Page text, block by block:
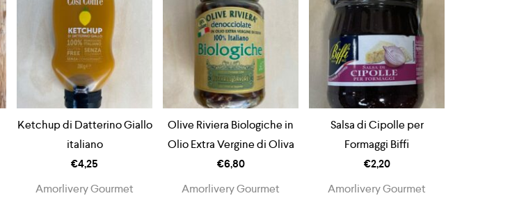
Ketchup di Datterino Giallo
italiano
€4,25
Amorlivery Gourmet
Olive Riviera Biologiche in
Olio Extra Vergine di Oliva
€6,80
Amorlivery Gourmet
Salsa di Cipolle per
Formaggi Biffi
€2,20
Amorlivery Gourmet